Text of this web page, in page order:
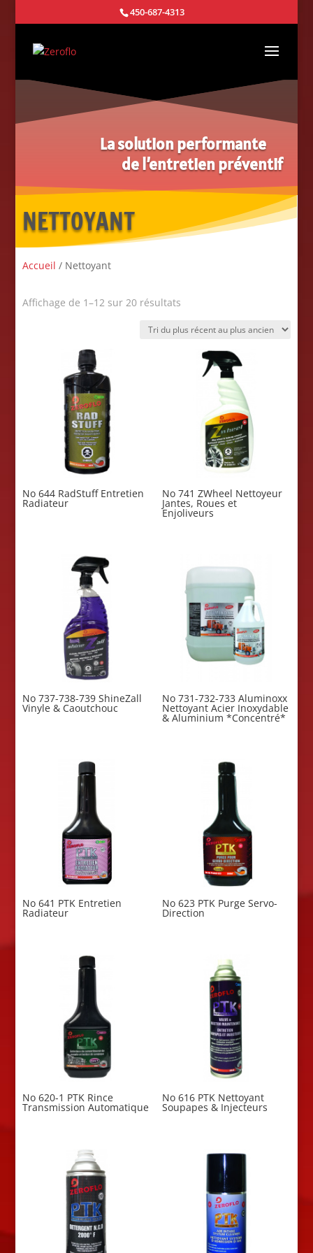
450-687-4313
La solution performante
de l’entretien préventif
NETTOYANT
Accueil / Nettoyant
Affichage de 1–12 sur 20 résultats
No 644 RadStuff Entretien
Radiateur
No 741 ZWheel Nettoyeur
Jantes, Roues et
Enjoliveurs
No 737-738-739 ShineZall
Vinyle & Caoutchouc
No 731-732-733 Aluminoxx
Nettoyant Acier Inoxydable
& Aluminium *Concentré*
No 641 PTK Entretien
Radiateur
No 623 PTK Purge Servo-
Direction
No 620-1 PTK Rince
Transmission Automatique
No 616 PTK Nettoyant
Soupapes & Injecteurs